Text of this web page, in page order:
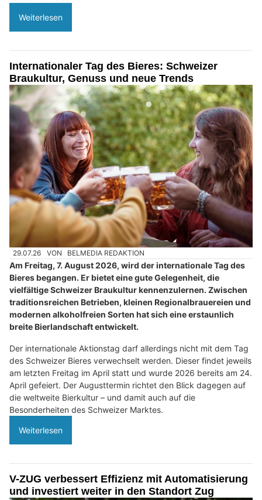
Weiterlesen
Internationaler Tag des Bieres: Schweizer
Braukultur, Genuss und neue Trends
29.07.26 VON BELMEDIA REDAKTION
Am Freitag, 7. August 2026, wird der internationale Tag des
Bieres begangen. Er bietet eine gute Gelegenheit, die
vielfältige Schweizer Braukultur kennenzulernen. Zwischen
traditionsreichen Betrieben, kleinen Regionalbrauereien und
modernen alkoholfreien Sorten hat sich eine erstaunlich
breite Bierlandschaft entwickelt.
Der internationale Aktionstag darf allerdings nicht mit dem Tag
des Schweizer Bieres verwechselt werden. Dieser findet jeweils
am letzten Freitag im April statt und wurde 2026 bereits am 24.
April gefeiert. Der Augusttermin richtet den Blick dagegen auf
die weltweite Bierkultur – und damit auch auf die
Besonderheiten des Schweizer Marktes.
Weiterlesen
V-ZUG verbessert Effizienz mit Automatisierung
und investiert weiter in den Standort Zug